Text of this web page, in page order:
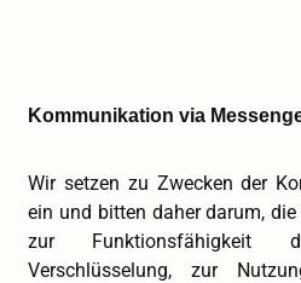
Kommunikation via
Wir setzen zu Zwecken der
ein und bitten daher darum,
zur Funktionsfähigkeit
Verschlüsselung, zur